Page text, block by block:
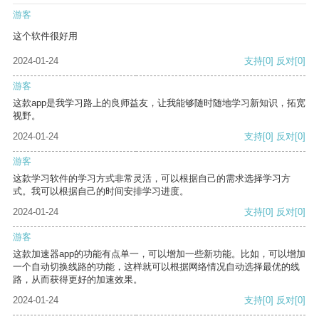
游客
这个软件很好用
2024-01-24 支持[0] 反对[0]
游客
这款app是我学习路上的良师益友，让我能够随时随地学习新知识，拓宽
视野。
2024-01-24
支持[0] 反对[0]
游客
这款学习软件的学习方式非常灵活，可以根据自己的需求选择学习方
式。我可以根据自己的时间安排学习进度。
2024-01-24
支持[0] 反对[0]
游客
这款加速器app的功能有点单一，可以增加一些新功能。比如，可以增加
一个自动切换线路的功能，这样就可以根据网络情况自动选择最优的线
路，从而获得更好的加速效果。
2024-01-24
支持[0] 反对[0]